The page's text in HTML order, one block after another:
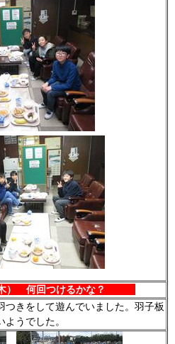
） 何回つけるかな？
きをして遊んでいました。羽子板
うでした。